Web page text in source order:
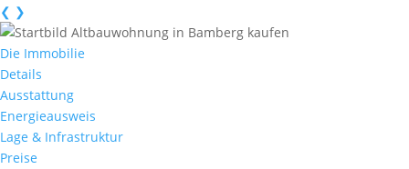
❮ ❯
Die Immobilie
Details
Ausstattung
Energieausweis
Lage & Infrastruktur
Preise